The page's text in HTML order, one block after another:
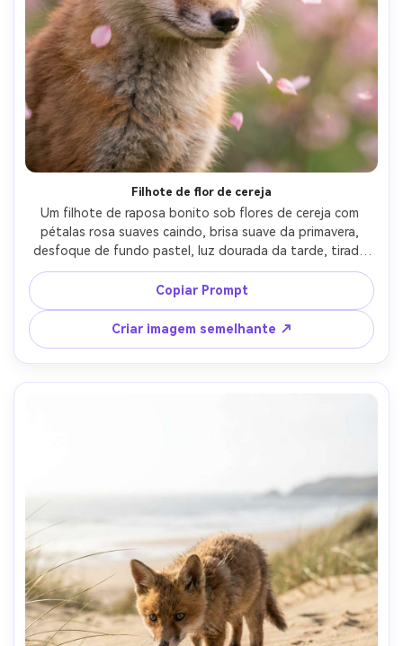
Filhote de flor de cereja
Um filhote de raposa bonito sob flores de cereja com
pétalas rosa suaves caindo, brisa suave da primavera,
desfoque de fundo pastel, luz dourada da tarde, tirado
em Fujifilm X-T5 com 56mm f/1.2, retrato de close-up,
bokeh sonhador, pele fotorealista, cor romântica suave
Grau-AR 4:5
Copiar Prompt
Criar imagem semelhante ↗